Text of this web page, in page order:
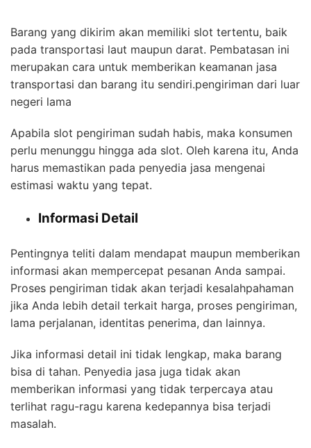
Barang yang dikirim akan memiliki slot tertentu, baik
pada transportasi laut maupun darat. Pembatasan ini
merupakan cara untuk memberikan keamanan jasa
transportasi dan barang itu sendiri.pengiriman dari luar
negeri lama
Apabila slot pengiriman sudah habis, maka konsumen
perlu menunggu hingga ada slot. Oleh karena itu, Anda
harus memastikan pada penyedia jasa mengenai
estimasi waktu yang tepat.
Informasi Detail
Pentingnya teliti dalam mendapat maupun memberikan
informasi akan mempercepat pesanan Anda sampai.
Proses pengiriman tidak akan terjadi kesalahpahaman
jika Anda lebih detail terkait harga, proses pengiriman,
lama perjalanan, identitas penerima, dan lainnya.
Jika informasi detail ini tidak lengkap, maka barang
bisa di tahan. Penyedia jasa juga tidak akan
memberikan informasi yang tidak terpercaya atau
terlihat ragu-ragu karena kedepannya bisa terjadi
masalah.